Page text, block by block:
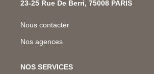
23-25 Rue De Berri, 75008 PARIS
Nous contacter
Nos agences
NOS SERVICES